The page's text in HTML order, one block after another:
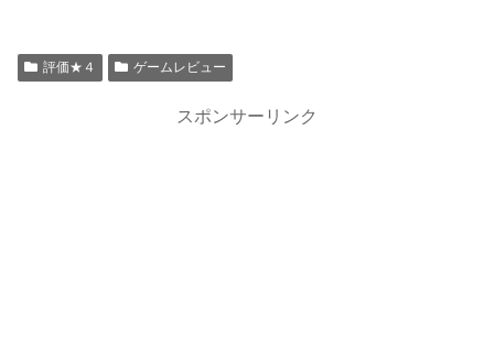
評価★４ ゲームレビュー
スポンサーリンク